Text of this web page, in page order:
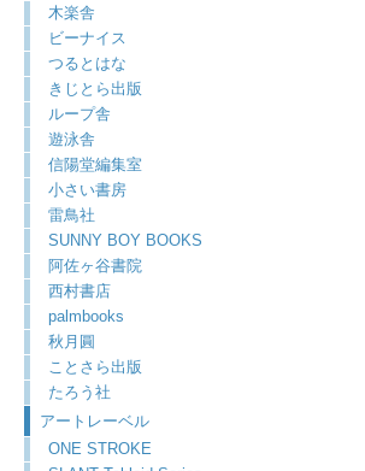
木楽舎
ビーナイス
つるとはな
きじとら出版
ループ舎
遊泳舎
信陽堂編集室
小さい書房
雷鳥社
SUNNY BOY BOOKS
阿佐ヶ谷書院
西村書店
palmbooks
秋月圓
ことさら出版
たろう社
アートレーベル
ONE STROKE